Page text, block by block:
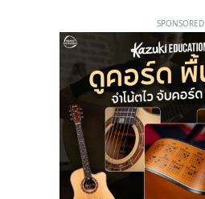
SPONSORED